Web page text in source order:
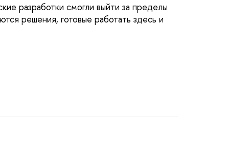
разработки смогли выйти за пределы
решения, готовые работать здесь и